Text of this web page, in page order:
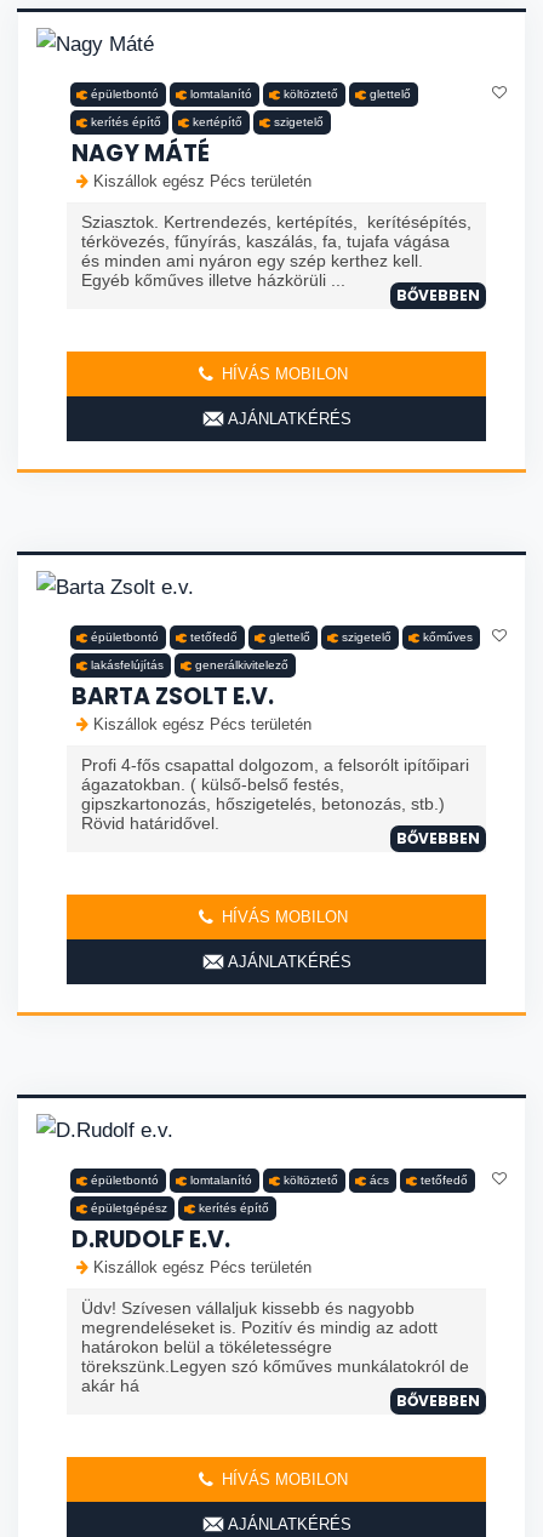
épületbontó lomtalanító költöztető glettelő
kerítés építő kertépítő szigetelő
NAGY MÁTÉ
Kiszállok egész Pécs területén
Sziasztok. Kertrendezés, kertépítés, kerítésépítés,
térkövezés, fűnyírás, kaszálás, fa, tujafa vágása
és minden ami nyáron egy szép kerthez kell.
Egyéb kőműves illetve házkörüli ...
BŐVEBBEN
HÍVÁS MOBILON
AJÁNLATKÉRÉS
épületbontó tetőfedő glettelő szigetelő kőműves
lakásfelújítás generálkivitelező
BARTA ZSOLT E.V.
Kiszállok egész Pécs területén
Profi 4-fős csapattal dolgozom, a felsorólt ipítőipari
ágazatokban. ( külső-belső festés,
gipszkartonozás, hőszigetelés, betonozás, stb.)
Rövid határidővel.
BŐVEBBEN
HÍVÁS MOBILON
AJÁNLATKÉRÉS
épületbontó lomtalanító költöztető ács tetőfedő
épületgépész kerítés építő
D.RUDOLF E.V.
Kiszállok egész Pécs területén
Üdv! Szívesen vállaljuk kissebb és nagyobb
megrendeléseket is. Pozitív és mindig az adott
határokon belül a tökéletességre
törekszünk.Legyen szó kőműves munkálatokról de
akár há
BŐVEBBEN
HÍVÁS MOBILON
AJÁNLATKÉRÉS